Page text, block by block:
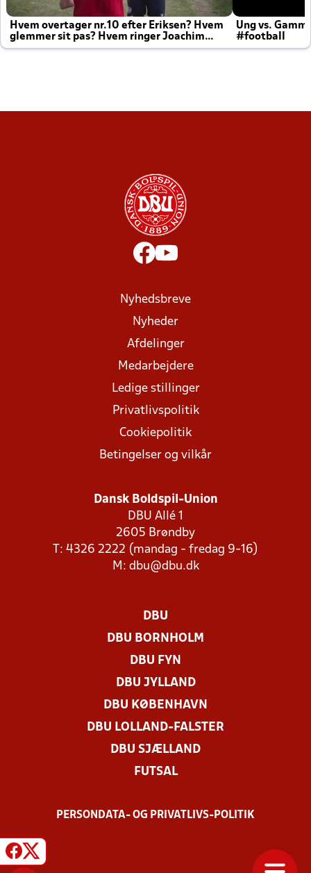
Hvem overtager nr.10 efter Eriksen? Hvem
glemmer sit pas? Hvem ringer Joachim
altid til efter kampe?
Ung vs.
#football
Nyhedsbreve
Nyheder
Afdelinger
Medarbejdere
Ledige stillinger
Privatlivspolitik
Cookiepolitik
Betingelser og vilkår
Dansk Boldspil-Union
DBU Allé 1
2605 Brøndby
T: 4326 2222 (mandag - fredag 9-16)
M: dbu@dbu.dk
DBU
DBU BORNHOLM
DBU FYN
DBU JYLLAND
DBU KØBENHAVN
DBU LOLLAND-FALSTER
DBU SJÆLLAND
FUTSAL
PERSONDATA- OG PRIVATLIVS-POLITIK